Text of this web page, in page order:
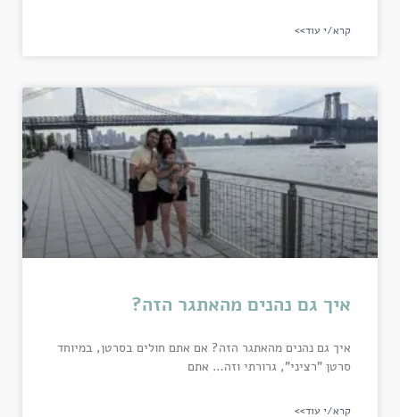
קרא/י עוד>>
איך גם נהנים מהאתגר הזה?
איך גם נהנים מהאתגר הזה? אם אתם חולים בסרטן, במיוחד
סרטן "רציני", גרורתי וזה… אתם
קרא/י עוד>>